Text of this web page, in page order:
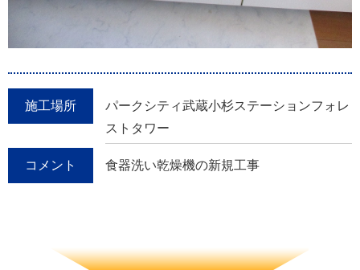
施工場所
パークシティ武蔵小杉ステーションフォレ
ストタワー
コメント 食器洗い乾燥機の新規工事